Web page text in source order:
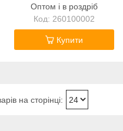
Оптом і в роздріб
260100002
Купити